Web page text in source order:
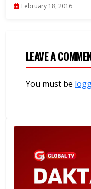
February 18, 2016
LEAVE A
You must be